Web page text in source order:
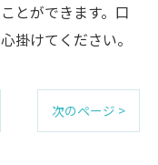
とができます。口
掛けてください。
次のページ >